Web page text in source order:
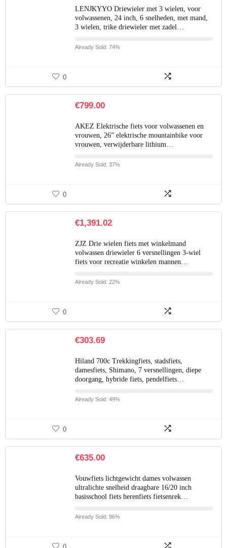
LENJKYYO Driewieler met 3 wielen, voor
volwassenen, 24 inch, 6 snelheden, met mand,
3 wielen, trike driewieler met zadel…
Already Sold: 74%
0
€799.00
AKEZ Elektrische fiets voor volwassenen en
vrouwen, 26” elektrische mountainbike voor
vrouwen, verwijderbare lithium…
Already Sold: 37%
0
€1,391.02
ZJZ Drie wielen fiets met winkelmand
volwassen driewieler 6 versnellingen 3-wiel
fiets voor recreatie winkelen mannen…
Already Sold: 22%
0
€303.69
Hiland 700c Trekkingfiets, stadsfiets,
damesfiets, Shimano, 7 versnellingen, diepe
doorgang, hybride fiets, pendelfiets…
Already Sold: 49%
0
€635.00
Vouwfiets lichtgewicht dames volwassen
ultralichte snelheid draagbare 16/20 inch
basisschool fiets herenfiets fietsenrek…
Already Sold: 96%